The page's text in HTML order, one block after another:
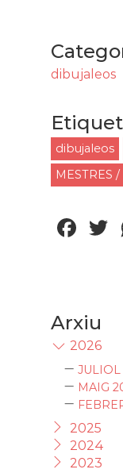
dibujaleos
dibujaleos
MESTRES
Arxiu
2026
MAIG
2025
2024
2023